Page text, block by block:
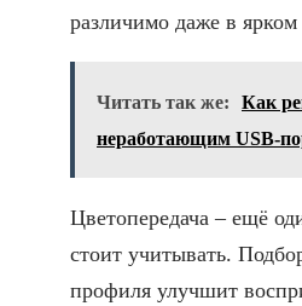
различимо даже в ярком
Читать так же:
Как
неработающим USB-
Цветопередача – ещё
стоит учитывать.
профиля улучшит